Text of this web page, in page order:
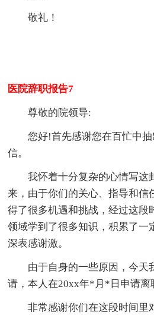
敬礼！
医院辞职报告7
尊敬的院领导:
您好!首先感谢您在百忙中
信。
我怀着十分复杂的心情写这
来，由于你们的关心、指导和信
得了很多机遇和挑战，经过这段
领域学到了很多知识，积累了一
深表感谢激。
由于自身的一些原因，今天
请，本人在20xx年*月*日申请离
非常感谢你们在这段时间里